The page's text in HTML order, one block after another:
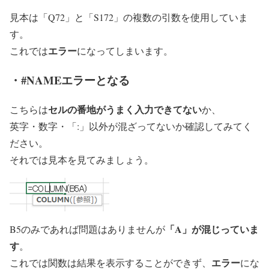
見本は「Q72」と「S172」の複数の引数を使用していま
す。
これではエラーになってしまいます。
・#NAMEエラーとなる
こちらはセルの番地がうまく入力できてないか、
英字・数字・「:」以外が混ざってないか確認してみてく
ださい。
それでは見本を見てみましょう。
B5のみであれば問題はありませんが 「A」が混じっていま
す。
これでは関数は結果を表示することができず、 エラーにな